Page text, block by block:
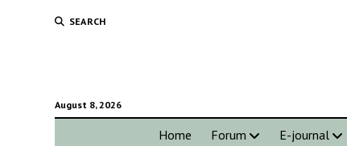
SEARCH
August 8, 2026
Home Forum E-journal